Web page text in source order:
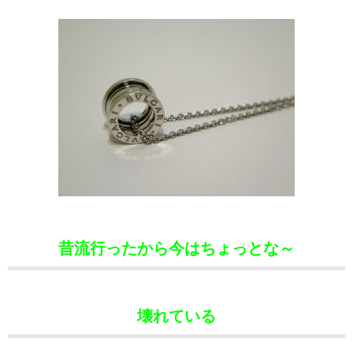
昔流行ったから今はちょっとな～
壊れている